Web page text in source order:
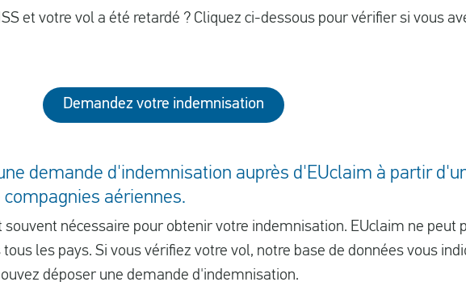
et votre vol a été retardé ? Cliquez ci-dessous pour vérifier si vous
Demandez votre indemnisation
demande d'indemnisation auprès d'EUclaim à partir
aériennes.
souvent nécessaire pour obtenir votre indemnisation. EUclaim ne peut
les pays. Si vous vérifiez votre vol, notre base de données vous
déposer une demande d'indemnisation.